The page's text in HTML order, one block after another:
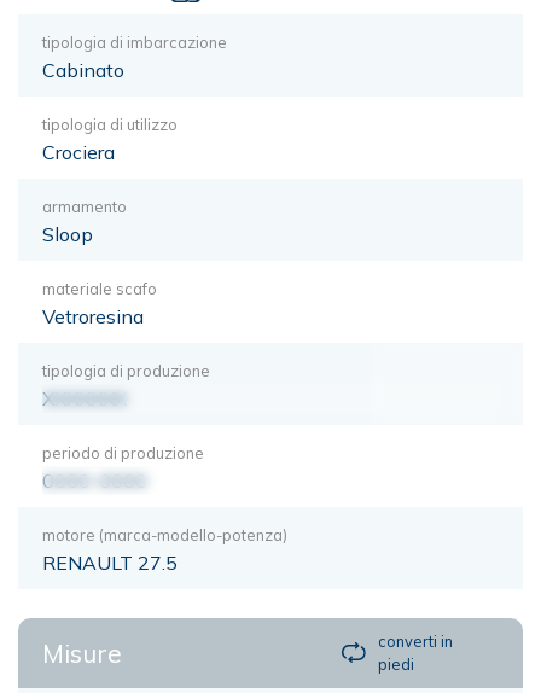
tipologia di imbarcazione
Cabinato
tipologia di utilizzo
Crociera
armamento
Sloop
materiale scafo
Vetroresina
tipologia di produzione
XXXXXXX
periodo di produzione
0000-0000
motore (marca-modello-potenza)
RENAULT 27.5
Misure
converti in
piedi